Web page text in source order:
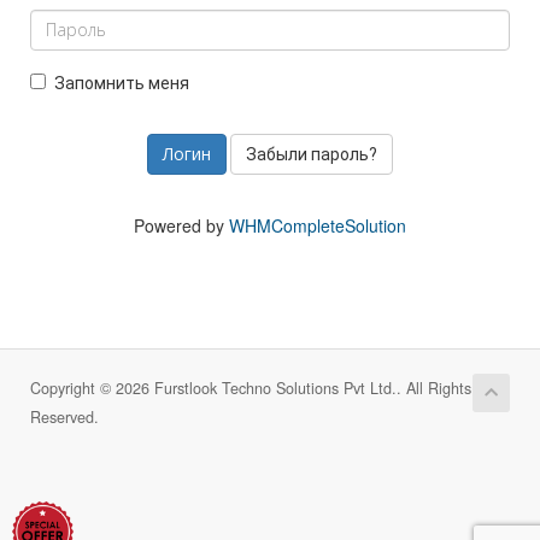
Запомнить меня
Забыли пароль?
Powered by WHMCompleteSolution
Copyright © 2026 Furstlook Techno Solutions Pvt Ltd.. All Rights
Reserved.